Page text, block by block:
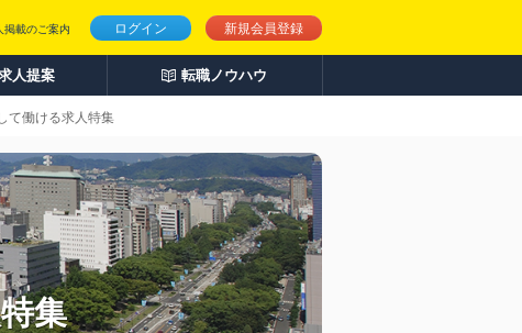
ログイン 新規会員登録
掲載のご案内
人提案 転職ノウハウ
て働ける求人特集
集